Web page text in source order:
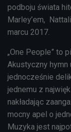
podboju świata
Marley’em,
marcu 2017.
„One People” to
Akustyczny hymn
jednocześnie
jednemu z
nakładając
mocny apel o
Muzyka jest